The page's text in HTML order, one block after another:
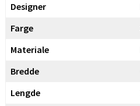
Designer
Farge
Materiale
Bredde
Lengde